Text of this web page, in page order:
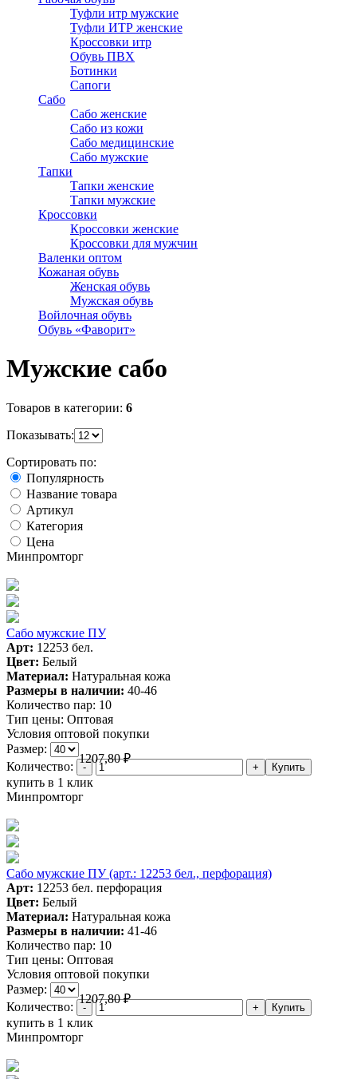
Туфли итр мужские
Туфли ИТР женские
Кроссовки итр
Обувь ПВХ
Ботинки
Сапоги
Сабо
Сабо женские
Сабо из кожи
Сабо медицинские
Сабо мужские
Тапки
Тапки женские
Тапки мужские
Кроссовки
Кроссовки женские
Кроссовки для мужчин
Валенки оптом
Кожаная обувь
Женская обувь
Мужская обувь
Войлочная обувь
Обувь «Фаворит»
Мужские сабо
Товаров в категории: 6
Показывать:
Сортировать по:
Популярность
Название товара
Артикул
Категория
Цена
Минпромторг
Сабо мужские ПУ
Арт: 12253 бел.
Цвет: Белый
Материал: Натуральная кожа
Размеры в наличии: 40-46
Количество пар: 10
Тип цены: Оптовая
Условия оптовой покупки
Размер:
1207,80₽
Количество:
купить в 1 клик
Минпромторг
Сабо мужские ПУ (арт.: 12253 бел., перфорация)
Арт: 12253 бел. перфорация
Цвет: Белый
Материал: Натуральная кожа
Размеры в наличии: 41-46
Количество пар: 10
Тип цены: Оптовая
Условия оптовой покупки
Размер:
1207,80₽
Количество:
купить в 1 клик
Минпромторг